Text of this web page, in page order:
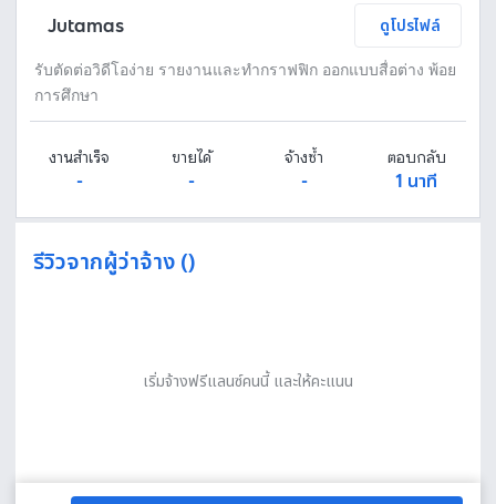
Jutamas ดูโปรไฟล์
รับตัดต่อวิดีโอง่าย รายงานและทำกราฟฟิก ออกแบบสื่อต่าง พ้อย
การศึกษา
งานสำเร็จ
-
ขายได้
-
จ้างซ้ำ
-
ตอบกลับ
1 นาที
รีวิวจากผู้ว่าจ้าง ()
เริ่มจ้างฟรีแลนซ์คนนี้ และให้คะแนน